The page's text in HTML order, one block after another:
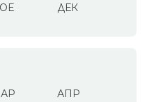
ДЕК
АПР